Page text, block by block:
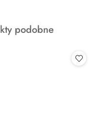
podobne